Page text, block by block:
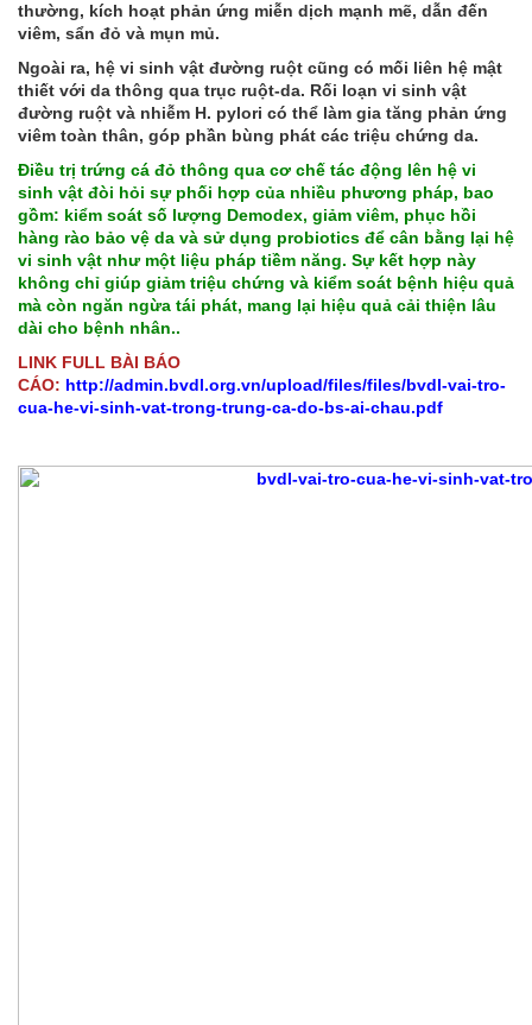
thường, kích hoạt phản ứng miễn dịch mạnh mẽ, dẫn đến
viêm, sẩn đỏ và mụn mủ.
Ngoài ra, hệ vi sinh vật đường ruột cũng có mối liên hệ mật
thiết với da thông qua trục ruột-da. Rối loạn vi sinh vật
đường ruột và nhiễm H. pylori có thể làm gia tăng phản ứng
viêm toàn thân, góp phần bùng phát các triệu chứng da.
Điều trị trứng cá đỏ thông qua cơ chế tác động lên hệ vi
sinh vật đòi hỏi sự phối hợp của nhiều phương pháp, bao
gồm: kiểm soát số lượng Demodex, giảm viêm, phục hồi
hàng rào bảo vệ da và sử dụng probiotics để cân bằng lại hệ
vi sinh vật như một liệu pháp tiềm năng. Sự kết hợp này
không chỉ giúp giảm triệu chứng và kiểm soát bệnh hiệu quả
mà còn ngăn ngừa tái phát, mang lại hiệu quả cải thiện lâu
dài cho bệnh nhân..
LINK FULL BÀI BÁO
CÁO: http://admin.bvdl.org.vn/upload/files/files/bvdl-vai-tro-
cua-he-vi-sinh-vat-trong-trung-ca-do-bs-ai-chau.pdf